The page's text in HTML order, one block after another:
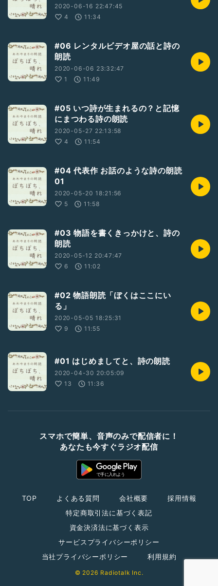
2020-06-16 22:47:45
4
11:34
#06 レンタルビデオ屋の話と詩の
朗読
2020-06-06 23:32:47
1
11:49
#05 いつ詩が生まれるの？と記憶
にまつわる詩の朗読
2020-05-27 22:13:58
4
11:54
#04 代表作 お話のような詩の朗読
01
2020-05-20 18:21:56
5
11:58
#03 物語を書くきっかけと、詩の
朗読
2020-05-12 20:47:47
6
11:02
#02 物語朗読「ぼくはここにい
る」
2020-05-05 18:25:31
9
11:55
#01 はじめましてと、詩の朗読
2020-04-30 20:05:09
13
11:36
スマホで簡単、音声のみで配信者に！
あなたも今すぐラジオ配信
TOP よくある質問 会社概要
採用情報
特定商取引法に基づく表記
資金決済法に基づく表示
サービスプライバシーポリシー
当社プライバシーポリシー
利用規約
© 2026 Radiotalk Inc.